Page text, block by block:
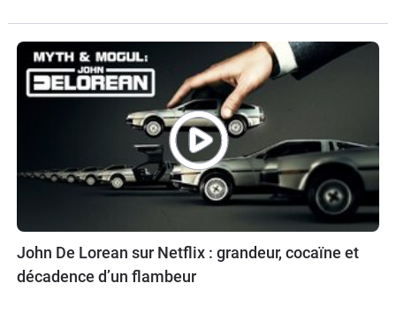
John De Lorean sur Netflix : grandeur, cocaïne et
décadence d’un flambeur